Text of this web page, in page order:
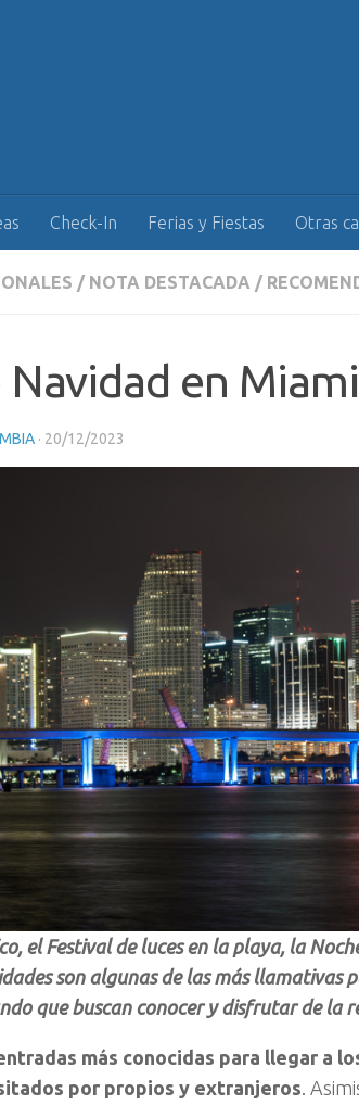
Check-In Ferias y Fiestas Otras
/ NOTA DESTACADA /
Navidad en Miami
· 20/12/2023
el Festival de luces en la playa, la
son algunas de las más llamativas
que buscan conocer y disfrutar de la
más conocidas para llegar a
por propios y extranjeros .